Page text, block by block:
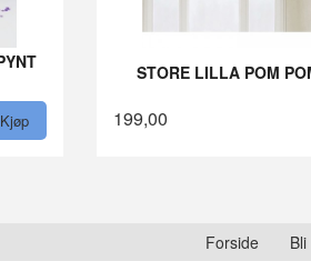
Kjøp
STORE LILLA POM
199,00
Forside